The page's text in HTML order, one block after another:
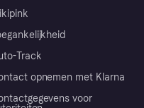
Track
opnemen met Klarna
voor